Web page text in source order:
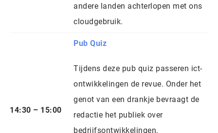
andere landen achterlopen met ons
cloudgebruik.
14:30 – 15:00
Pub Quiz
Tijdens deze pub quiz passeren ict-
ontwikkelingen de revue. Onder het
genot van een drankje bevraagt de
redactie het publiek over
bedrijfsontwikkelingen,